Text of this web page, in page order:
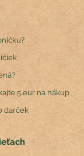
5 eur na nákup
darček